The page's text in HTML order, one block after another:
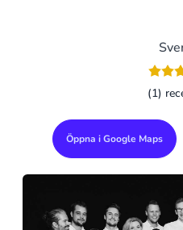
(1)
Öppna i Google Maps
Alla Gym I